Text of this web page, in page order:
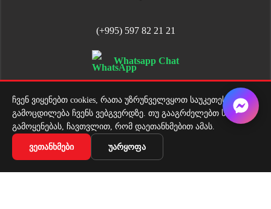
(+995) 597 82 21 21
Whatsapp Chat
Рабочие часы
ჩვენ ვიყენებთ cookies, რათა უზრუნველვყოთ საუკეთესო
გამოცდილება ჩვენს ვებგვერდზე. თუ გააგრძელებთ საიტის
გამოყენებას, ჩავთვლით, რომ დაეთანხმებით ამას.
ᲕᲔᲗᲐᲜᲮᲛᲔᲑᲘ ᲣᲐᲠᲧᲝᲤᲐ